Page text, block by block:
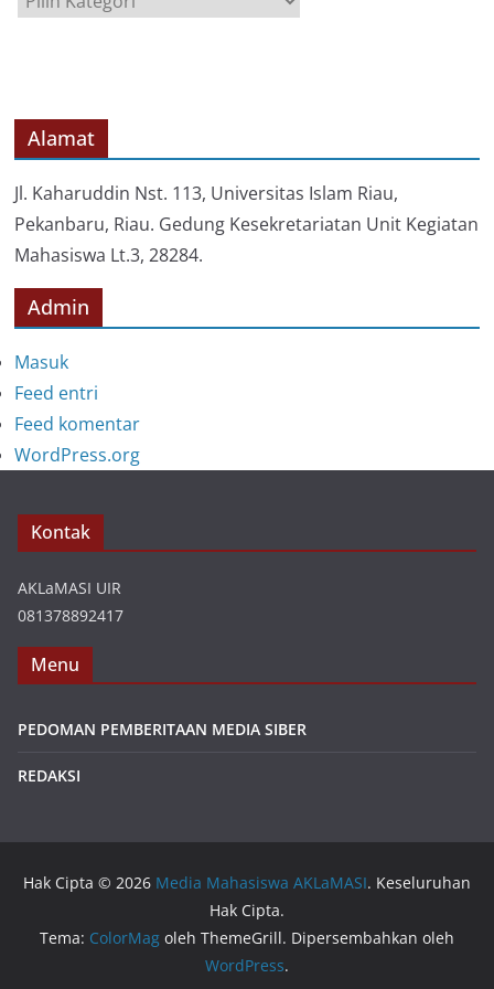
r
i
Alamat
Jl. Kaharuddin Nst. 113, Universitas Islam Riau,
Pekanbaru, Riau. Gedung Kesekretariatan Unit Kegiatan
Mahasiswa Lt.3, 28284.
Admin
Masuk
Feed entri
Feed komentar
WordPress.org
Kontak
AKLaMASI UIR
081378892417
Menu
PEDOMAN PEMBERITAAN MEDIA SIBER
REDAKSI
Hak Cipta © 2026 Media Mahasiswa AKLaMASI. Keseluruhan
Hak Cipta.
Tema: ColorMag oleh ThemeGrill. Dipersembahkan oleh
WordPress.